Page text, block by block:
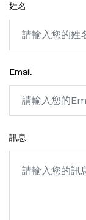
姓名
Email
訊息